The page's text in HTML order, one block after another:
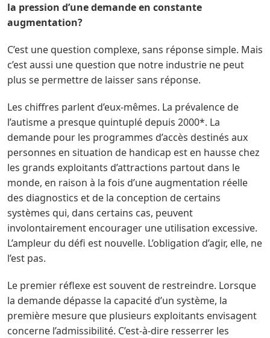
la pression d’une demande en constante
augmentation?
C’est une question complexe, sans réponse simple. Mais
c’est aussi une question que notre industrie ne peut
plus se permettre de laisser sans réponse.
Les chiffres parlent d’eux-mêmes. La prévalence de
l’autisme a presque quintuplé depuis 2000*. La
demande pour les programmes d’accès destinés aux
personnes en situation de handicap est en hausse chez
les grands exploitants d’attractions partout dans le
monde, en raison à la fois d’une augmentation réelle
des diagnostics et de la conception de certains
systèmes qui, dans certains cas, peuvent
involontairement encourager une utilisation excessive.
L’ampleur du défi est nouvelle. L’obligation d’agir, elle, ne
l’est pas.
Le premier réflexe est souvent de restreindre. Lorsque
la demande dépasse la capacité d’un système, la
première mesure que plusieurs exploitants envisagent
concerne l’admissibilité. C’est-à-dire resserrer les